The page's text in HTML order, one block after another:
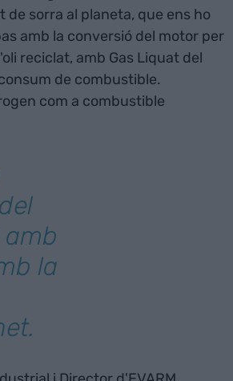
sorra al planeta, que ens ho
amb la conversió del motor per
reciclat, amb Gas Liquat del
de combustible.
com a combustible
amb
la